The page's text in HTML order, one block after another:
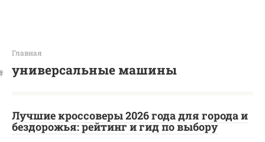
Главная
универсальные машины
Лучшие кроссоверы 2026 года для города и
бездорожья: рейтинг и гид по выбору